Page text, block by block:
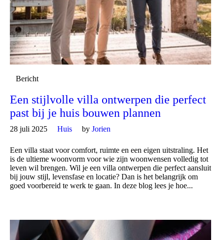
Bericht
Een stijlvolle villa ontwerpen die perfect
past bij je huis bouwen plannen
28 juli 2025 Huis by Jorien
Een villa staat voor comfort, ruimte en een eigen uitstraling. Het
is de ultieme woonvorm voor wie zijn woonwensen volledig tot
leven wil brengen. Wil je een villa ontwerpen die perfect aansluit
bij jouw stijl, levensfase en locatie? Dan is het belangrijk om
goed voorbereid te werk te gaan. In deze blog lees je hoe...